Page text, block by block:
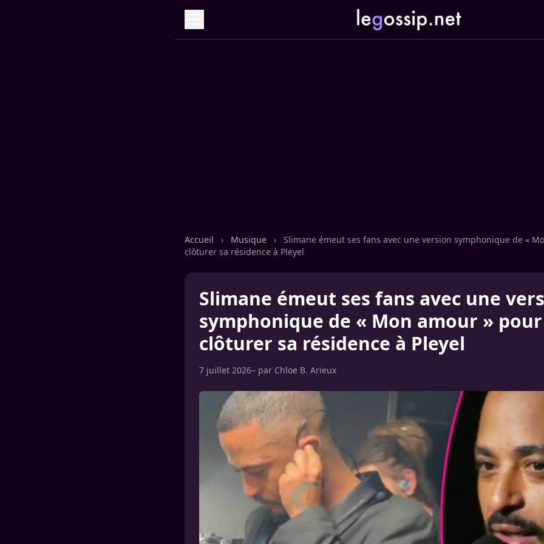
Accueil › Musique ›
Slimane émeut ses fans avec une version symphonique de «
clôturer sa résidence à Pleyel
Slimane émeut ses fans avec une
symphonique de « Mon amour » pour
clôturer sa résidence à Pleyel
7 juillet 2026– par Chloe B. Arieux